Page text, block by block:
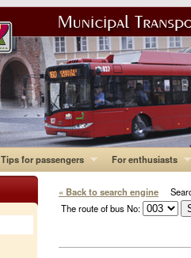
Tips for passengers For enthusiasts
« Back to search engine
The route of bus No: